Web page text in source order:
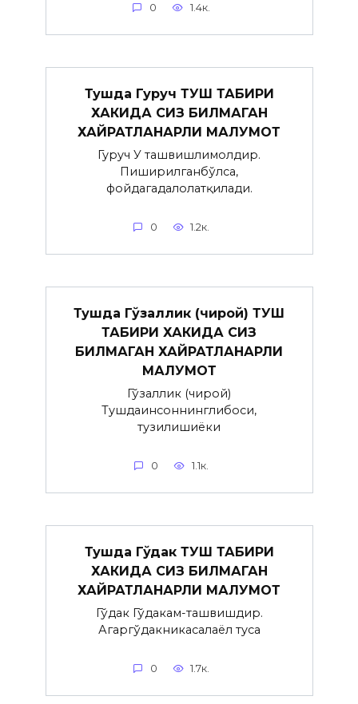
0 1.4к.
Тушда Гуруч ТУШ ТАБИРИ
ХАКИДА СИЗ БИЛМАГАН
ХАЙРАТЛАНАРЛИ МАЛУМОТ
Гуруч У ташвишлимолдир.
Пиширилганбўлса,
фойдагадалолатқилади.
0 1.2к.
Тушда Гўзаллик (чирой) ТУШ
ТАБИРИ ХАКИДА СИЗ
БИЛМАГАН ХАЙРАТЛАНАРЛИ
МАЛУМОТ
Гўзаллик (чирой)
Тушдаинсоннинглибоси,
тузилишиёки
0 1.1к.
Тушда Гўдак ТУШ ТАБИРИ
ХАКИДА СИЗ БИЛМАГАН
ХАЙРАТЛАНАРЛИ МАЛУМОТ
Гўдак Гўдакғам-ташвишдир.
Агаргўдакникасалаёл туғса
0 1.7к.